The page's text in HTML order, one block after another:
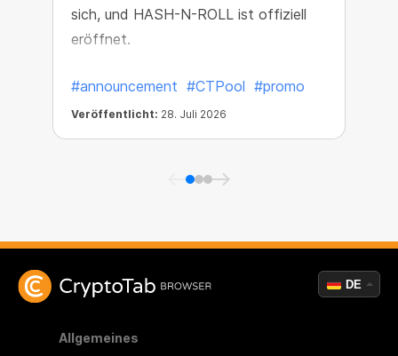
sich, und HASH-N-ROLL ist offiziell
eröffnet.
#announcement #CTPool #promo
Veröffentlicht: 28. Juli 2026
Allgemeines
DE